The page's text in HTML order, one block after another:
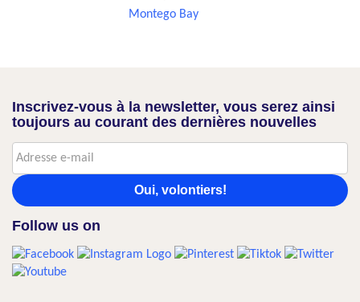
Montego Bay
Inscrivez-vous à la newsletter, vous serez ainsi
toujours au courant des dernières nouvelles
Oui, volontiers!
Follow us on